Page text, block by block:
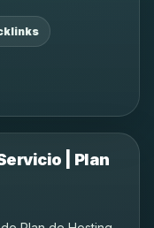
| Plan